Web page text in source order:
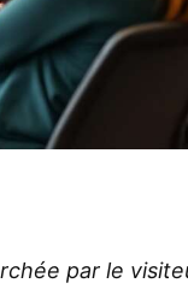
par le